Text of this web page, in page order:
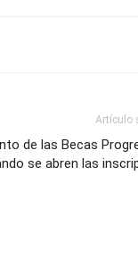
Artículo
de las Becas
se abren las